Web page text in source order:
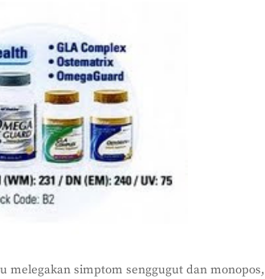
simptom senggugut dan monopos,